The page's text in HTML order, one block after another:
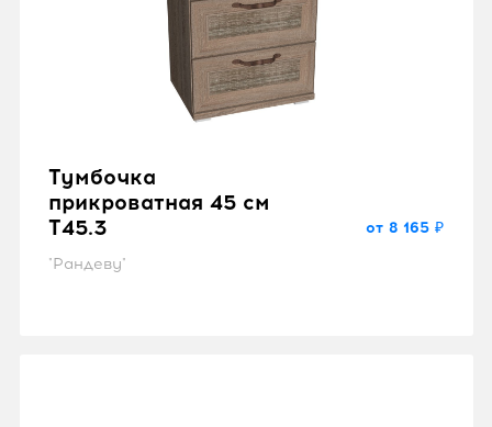
Тумбочка
прикроватная 45 см
T45.3
"Рандеву"
от 8 165 ₽